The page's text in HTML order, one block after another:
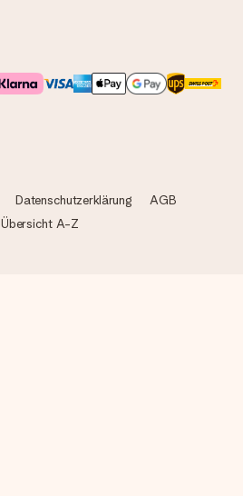
Datenschutzerklärung
AGB
Übersicht A-Z